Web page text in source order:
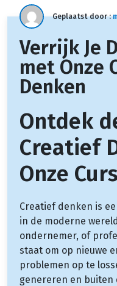
Geplaatst door :
Verrijk Je
met Onze
Denken
Ontdek
Creatief
Onze
Creatief denken is
in de moderne
ondernemer, of
staat om op nieuwe
problemen op te
genereren en buiten